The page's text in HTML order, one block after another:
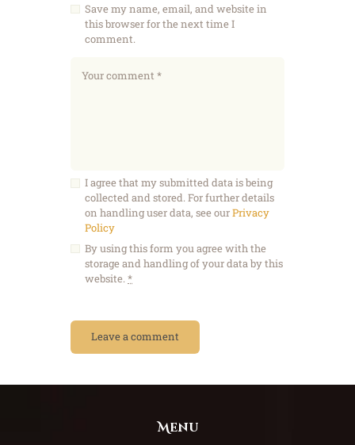
Save my name, email, and website in
this browser for the next time I
comment.
I agree that my submitted data is being
collected and stored. For further details
on handling user data, see ourPrivacy
Policy
By using this form you agree with the
storage and handling of your data by this
website.*
Menu